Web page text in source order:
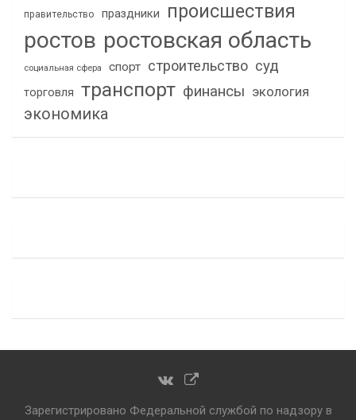
правительство праздники происшествия
ростов ростовская область
социальная сфера спорт строительство суд
торговля транспорт финансы экология
экономика
Зарегистрировано Федеральной службой по надзору в